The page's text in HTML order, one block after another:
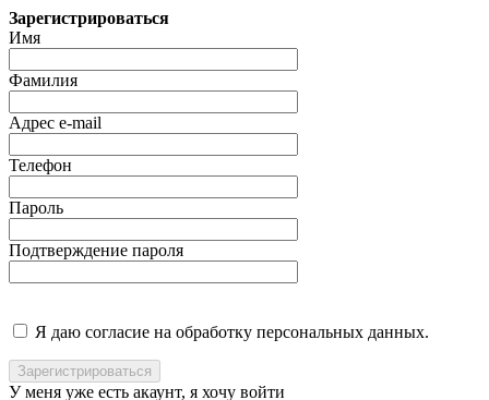
Зарегистрироваться
Имя
Фамилия
Адрес e-mail
Телефон
Пароль
Подтверждение пароля
Я даю согласие на обработку персональных данных.
У меня уже есть акаунт, я хочу войти